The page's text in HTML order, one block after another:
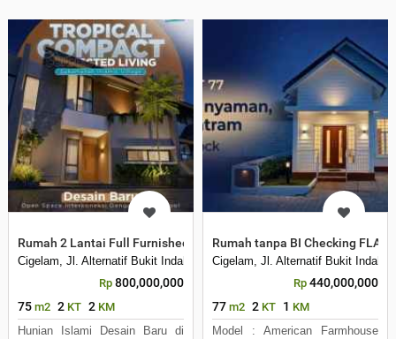
Rumah 2 Lantai Full Furnished Cicilan FLAT Sampe Lunas
Cigelam, Jl. Alternatif Bukit Indah City Bic , Desa Cigelam, Kecamatan
Rp 800,000,000
75 m2 2 KT 2 KM
Hunian Islami Desain Baru di
Rumah tanpa BI Checking FLAT
Cigelam, Jl. Alternatif Bukit Indah
Rp 440,000,000
77 m2 2 KT 1 KM
Model : American Farmhouse